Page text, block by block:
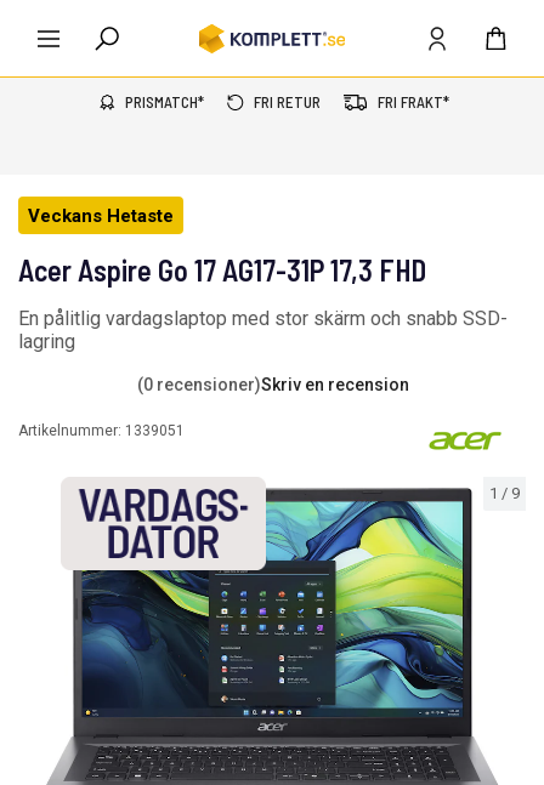
PRISMATCH* FRI RETUR FRI FRAKT*
1 / 9
Veckans Hetaste
Acer Aspire Go 17 AG17-31P 17,3 FHD
En pålitlig vardagslaptop med stor skärm och snabb SSD-
lagring
(0 recensioner)Skriv en recension
Artikelnummer: 1339051